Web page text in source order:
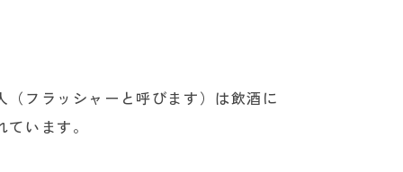
フラッシャーと呼びます）は飲酒に
います。